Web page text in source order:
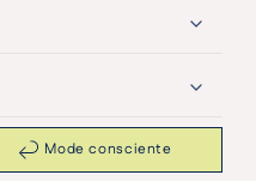
Mode consciente